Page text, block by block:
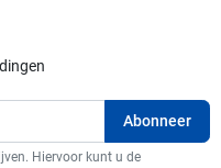
Hiervoor kunt u de